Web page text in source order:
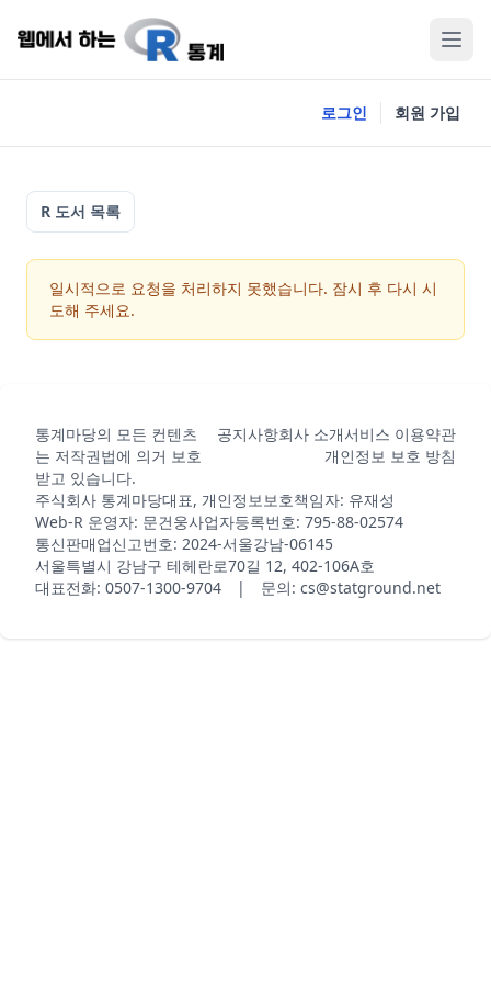
로그인 회원 가입
R 도서 목록
일시적으로 요청을 처리하지 못했습니다. 잠시 후 다시 시
도해 주세요.
통계마당의 모든 컨텐츠
는 저작권법에 의거 보호
받고 있습니다.
공지사항회사 소개서비스 이용약관
개인정보 보호 방침
주식회사 통계마당대표, 개인정보보호책임자: 유재성
Web-R 운영자: 문건웅사업자등록번호: 795-88-02574
통신판매업신고번호: 2024-서울강남-06145
서울특별시 강남구 테헤란로70길 12, 402-106A호
대표전화: 0507-1300-9704 | 문의: cs@statground.net